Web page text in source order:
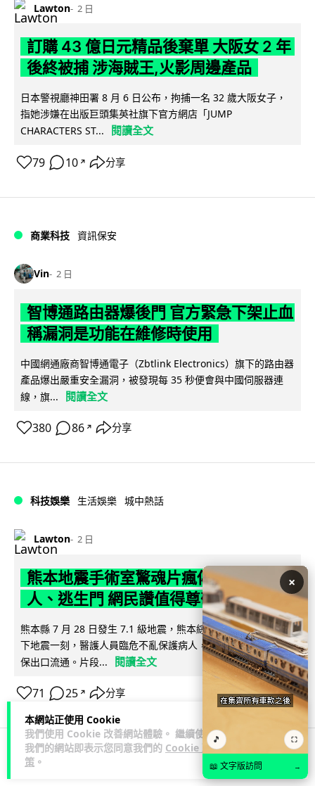
本網站正使用 Cookie
我們使用 Cookie 改善網站體驗。 繼續使用
我們的網站即表示您同意我們的 Cookie 政
策 。
Lawton 2 日
訂購 43 億日元精品後棄單 大阪女 2 年
後終被捕 涉海賊王,火影周邊產品
日本警視廳神田署 8 月 6 日公布，拘捕一名 32 歲大阪女子，
指她涉嫌在出版巨頭集英社旗下官方網店「JUMP
CHARACTERS ST...
閱讀全文
79 10 ↗ 分享
商業科技 資訊保安
Vin 2 日
智博通路由器爆後門 官方緊急下架止血
稱漏洞是功能在維修時使用
中國網通廠商智博通電子（Zbtlink Electronics）旗下的路由器
產品爆出嚴重安全漏洞，被發現每 35 秒便會與中國伺服器連
線，旗...
閱讀全文
380 86 ↗ 分享
科技娛樂 生活娛樂 城中熱話
Lawton 2 日
熊本地震手術室驚魂片瘋傳 醫護保護病
人、逃生門 網民讚值得尊敬
熊本縣 7 月 28 日發生 7.1 級地震，熊本綜合醫院手術室鏡頭拍
下地震一刻，醫護人員臨危不亂保護病人，更馬上開逃生門確
保出口流通。片段...
閱讀全文
71 25 ↗ 分享
科技娛樂
×
🎵 ⛶
📖 文字版訪問 →